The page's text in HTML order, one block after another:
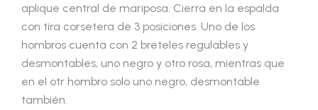
aplique central de mariposa. Cierra en la espalda
con tira corsetera de 3 posiciones. Uno de los
hombros cuenta con 2 breteles regulables y
desmontables, uno negro y otro rosa, mientras que
en el otr hombro solo uno negro, desmontable
también.